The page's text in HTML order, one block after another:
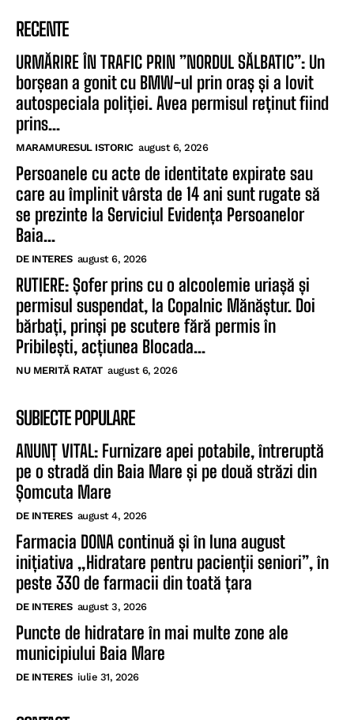
RECENTE
URMĂRIRE ÎN TRAFIC PRIN ”NORDUL SĂLBATIC”: Un
borșean a gonit cu BMW-ul prin oraș și a lovit
autospeciala poliției. Avea permisul reținut fiind
prins...
MARAMURESUL ISTORIC august 6, 2026
Persoanele cu acte de identitate expirate sau
care au împlinit vârsta de 14 ani sunt rugate să
se prezinte la Serviciul Evidența Persoanelor
Baia...
DE INTERES august 6, 2026
RUTIERE: Șofer prins cu o alcoolemie uriașă și
permisul suspendat, la Copalnic Mănăștur. Doi
bărbați, prinși pe scutere fără permis în
Pribilești, acțiunea Blocada...
NU MERITĂ RATAT august 6, 2026
SUBIECTE POPULARE
ANUNȚ VITAL: Furnizare apei potabile, întreruptă
pe o stradă din Baia Mare și pe două străzi din
Șomcuta Mare
DE INTERES august 4, 2026
Farmacia DONA continuă și în luna august
inițiativa „Hidratare pentru pacienții seniori”, în
peste 330 de farmacii din toată țara
DE INTERES august 3, 2026
Puncte de hidratare în mai multe zone ale
municipiului Baia Mare
DE INTERES iulie 31, 2026